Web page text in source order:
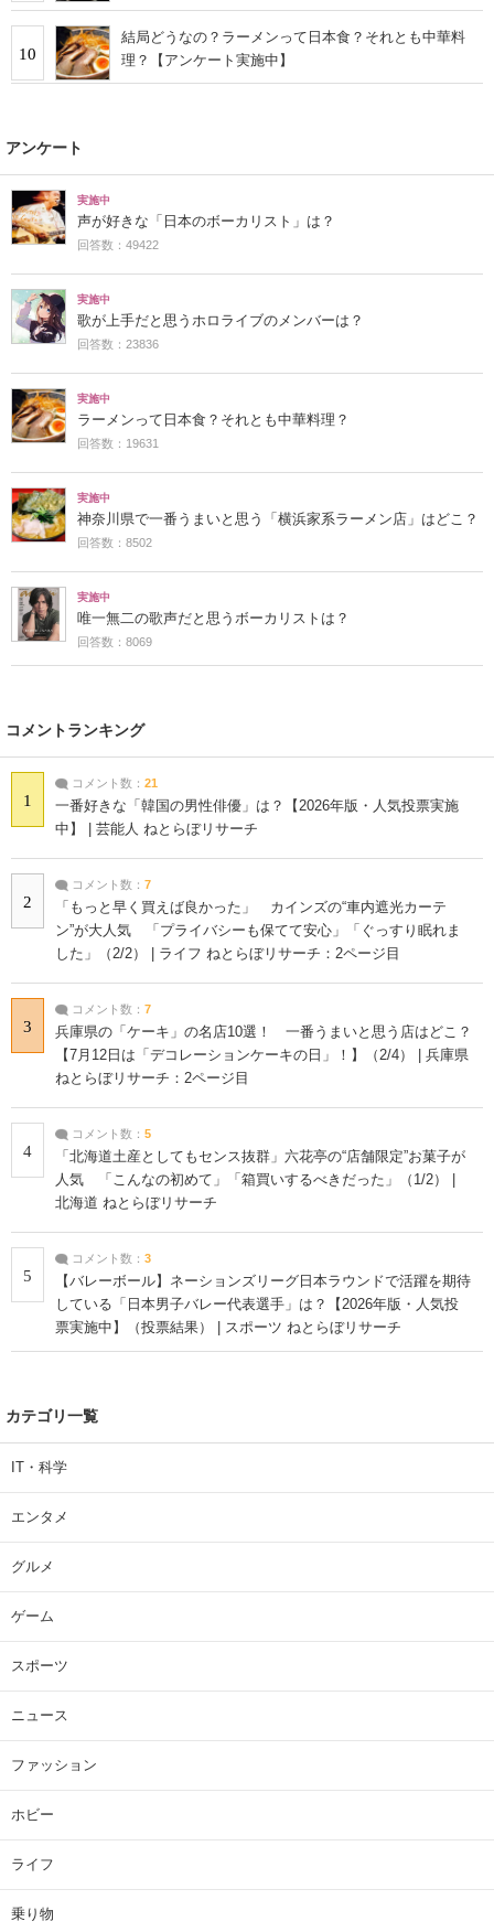
10
結局どうなの？ラーメンって日本食？それとも中華料
理？【アンケート実施中】
アンケート
実施中
声が好きな「日本のボーカリスト」は？
回答数：49422
実施中
歌が上手だと思うホロライブのメンバーは？
回答数：23836
実施中
ラーメンって日本食？それとも中華料理？
回答数：19631
実施中
神奈川県で一番うまいと思う「横浜家系ラーメン店」はどこ？
回答数：8502
実施中
唯一無二の歌声だと思うボーカリストは？
回答数：8069
コメントランキング
1
コメント数： 21
一番好きな「韓国の男性俳優」は？【2026年版・人気投票実施
中】 | 芸能人 ねとらぼリサーチ
2
コメント数： 7
「もっと早く買えば良かった」 カインズの“車内遮光カーテ
ン”が大人気 「プライバシーも保てて安心」「ぐっすり眠れま
した」（2/2） | ライフ ねとらぼリサーチ：2ページ目
3
コメント数： 7
兵庫県の「ケーキ」の名店10選！ 一番うまいと思う店はどこ？
【7月12日は「デコレーションケーキの日」！】（2/4） | 兵庫県
ねとらぼリサーチ：2ページ目
4
コメント数： 5
「北海道土産としてもセンス抜群」六花亭の“店舗限定”お菓子が
人気 「こんなの初めて」「箱買いするべきだった」（1/2） |
北海道 ねとらぼリサーチ
5
コメント数： 3
【バレーボール】ネーションズリーグ日本ラウンドで活躍を期待
している「日本男子バレー代表選手」は？【2026年版・人気投
票実施中】（投票結果） | スポーツ ねとらぼリサーチ
カテゴリ一覧
IT・科学
エンタメ
グルメ
ゲーム
スポーツ
ニュース
ファッション
ホビー
ライフ
乗り物